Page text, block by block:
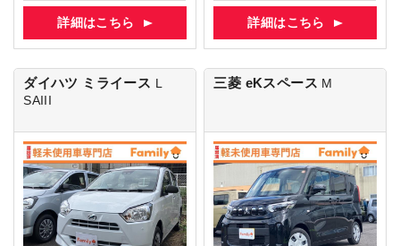
詳細はこちら 詳細はこちら
ダイハツ ミライース L
SAIII
三菱 eKスペース M